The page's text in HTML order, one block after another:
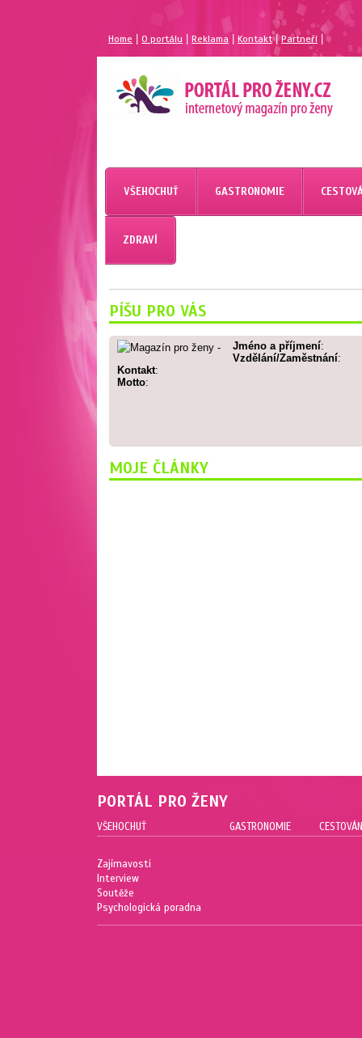
Home |O portálu Reklama Kontakt| Partneří
MAGAZÍN PRO ŽENY
PORTÁL PRO ŽENY.CZ
VŠEHOCHUŤ GASTRONOMIE
ZDRAVÍ
PÍŠU PRO VÁS
Jméno a příjmení:
Vzdělání/Zaměstnání:
Kontakt:
Motto:
MOJE ČLÁNKY
PORTÁL PRO ŽENY
VŠEHOCHUŤ
Zajímavosti
Interview
Soutěže
Psychologická poradna
GASTRONOMIE